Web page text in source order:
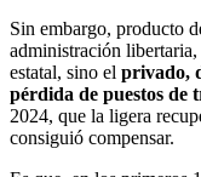
Sin embargo, producto
administración libertaria,
estatal, sino el privado,
pérdida de puestos de
2024, que la ligera
consiguió compensar.